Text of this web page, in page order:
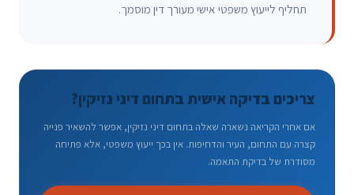
תחליף לייעוץ משפטי אישי מעורך דין מוסמך.
צריכים בדיקה אישית בתחום דיני נזיקין?
אם אחרי הקריאה נשארה שאלה בתחום דיני נזיקין, אפשר להשאיר פנייה
קצרה עם התחום, העיר והדחיפות. אין בכך ייעוץ משפטי, אלא פתיחה
מסודרת של בדיקת התאמה.